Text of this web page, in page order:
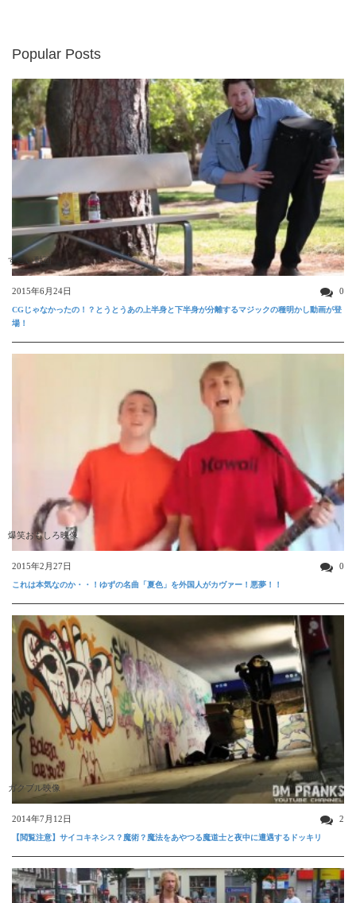
Popular Posts
すごい動画
2015年6月24日 0
CGじゃなかったの！？とうとうあの上半身と下半身が分離するマジックの種明かし動画が登
場！
爆笑おもしろ映像
2015年2月27日 0
これは本気なのか・・！ゆずの名曲「夏色」を外国人がカヴァー！悪夢！！
ガクブル映像
2014年7月12日 2
【閲覧注意】サイコキネシス？魔術？魔法をあやつる魔道士と夜中に遭遇するドッキリ